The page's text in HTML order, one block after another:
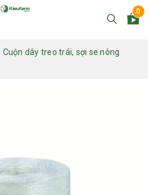
0
Cuộn dây treo trái, sợi se nông